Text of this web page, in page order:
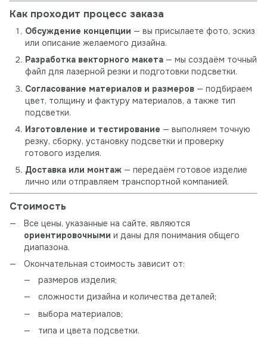
Как проходит процесс заказа
Обсуждение концепции — вы присылаете фото, эскиз
или описание желаемого дизайна.
Разработка векторного макета — мы создаём точный
файл для лазерной резки и подготовки подсветки.
Согласование материалов и размеров — подбираем
цвет, толщину и фактуру материалов, а также тип
подсветки.
Изготовление и тестирование — выполняем точную
резку, сборку, установку подсветки и проверку
готового изделия.
Доставка или монтаж — передаём готовое изделие
лично или отправляем транспортной компанией.
Стоимость
Все цены, указанные на сайте, являются
ориентировочными и даны для понимания общего
диапазона.
Окончательная стоимость зависит от:
размеров изделия;
сложности дизайна и количества деталей;
выбора материалов;
типа и цвета подсветки.